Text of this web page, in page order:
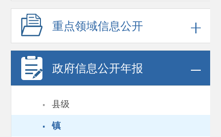
重点领域信息公开
政府信息公开年报
· 县级
· 镇